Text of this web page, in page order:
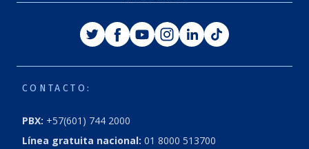
TwitterFacebook
YoutubeInstagram
LinkedinTiktok
CONTACTO:
PBX: +57(601) 744 2000
Línea gratuita nacional: 01 8000 513700